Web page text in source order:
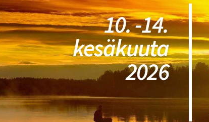
10. -14.
kesäkuuta
2026